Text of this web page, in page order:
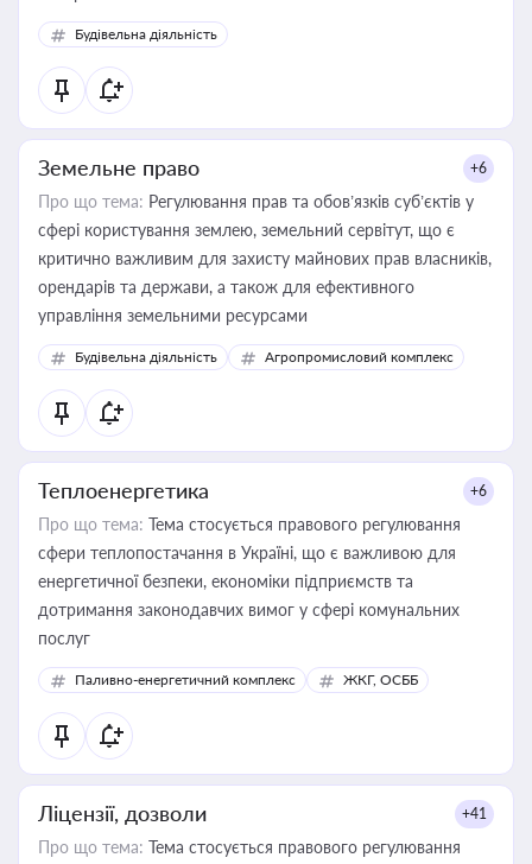
Будівельна діяльність
Земельне право +6
Про що тема: Регулювання прав та обов’язків суб’єктів у
сфері користування землею, земельний сервітут, що є
критично важливим для захисту майнових прав власників,
орендарів та держави, а також для ефективного
управління земельними ресурсами
Будівельна діяльність Агропромисловий комплекс
Теплоенергетика +6
Про що тема: Тема стосується правового регулювання
сфери теплопостачання в Україні, що є важливою для
енергетичної безпеки, економіки підприємств та
дотримання законодавчих вимог у сфері комунальних
послуг
Паливно-енергетичний комплекс ЖКГ, ОСББ
Ліцензії, дозволи +41
Про що тема: Тема стосується правового регулювання